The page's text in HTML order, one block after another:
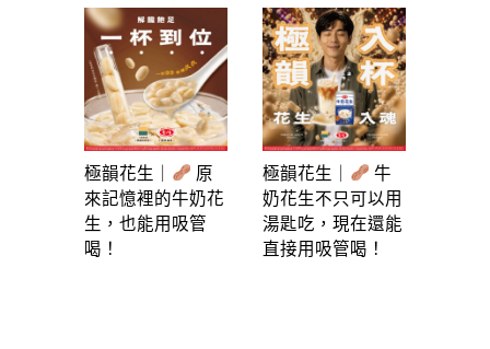
極韻花生｜
原
來記憶裡的牛奶花
生，也能用吸管
喝！
極韻花生｜
牛
奶花生不只可以用
湯匙吃，現在還能
直接用吸管喝！